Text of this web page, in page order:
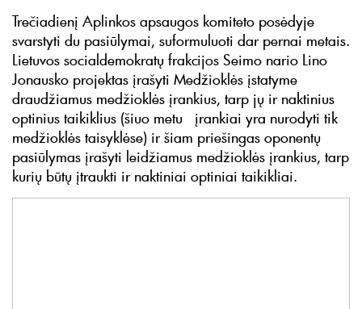
Trečiadienį Aplinkos apsaugos komiteto posėdyje
svarstyti du pasiūlymai, suformuluoti dar pernai metais.
Lietuvos socialdemokratų frakcijos Seimo nario Lino
Jonausko projektas įrašyti Medžioklės įstatyme
draudžiamus medžioklės įrankius, tarp jų ir naktinius
optinius taikiklius (šiuo metu įrankiai yra nurodyti tik
medžioklės taisyklėse) ir šiam priešingas oponentų
pasiūlymas įrašyti leidžiamus medžioklės įrankius, tarp
kurių būtų įtraukti ir naktiniai optiniai taikikliai.